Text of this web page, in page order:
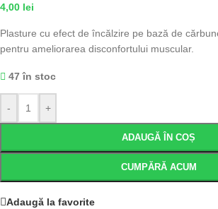
4,00 lei
Plasture cu efect de încălzire pe bază de
pentru ameliorarea disconfortului muscular.
47 în stoc
- +
ADAUGĂ ÎN COȘ
CUMPĂRĂ ACUM
Adaugă la favorite